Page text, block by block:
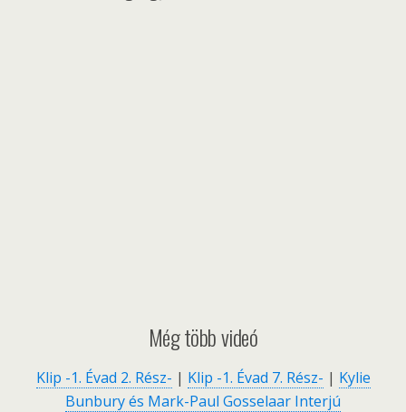
Még több videó
Klip -1. Évad 2. Rész- | Klip -1. Évad 7. Rész- | Kylie
Bunbury és Mark-Paul Gosselaar Interjú